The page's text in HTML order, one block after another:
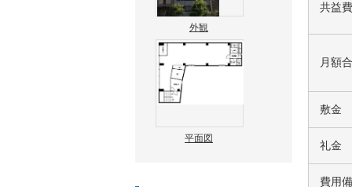
外観
平面図
共益費
月額
敷金
礼金
費用